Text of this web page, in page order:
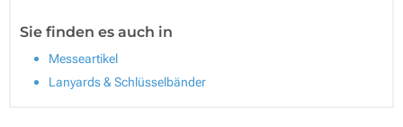
Sie finden es auch in
Messeartikel
Lanyards & Schlüsselbänder